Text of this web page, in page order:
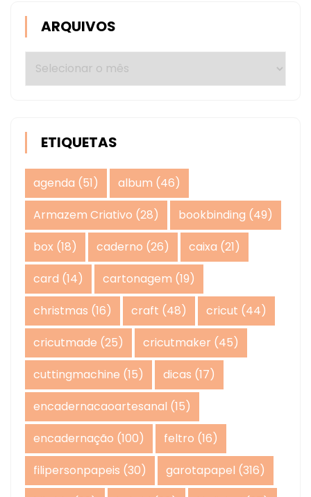
ARQUIVOS
Arquivos
ETIQUETAS
agenda (51) album (46)
Armazem Criativo (28) bookbinding (49)
box (18) caderno (26) caixa (21)
card (14) cartonagem (19)
christmas (16) craft (48) cricut (44)
cricutmade (25) cricutmaker (45)
cuttingmachine (15) dicas (17)
encadernacaoartesanal (15)
encadernação (100) feltro (16)
filipersonpapeis (30) garotapapel (316)